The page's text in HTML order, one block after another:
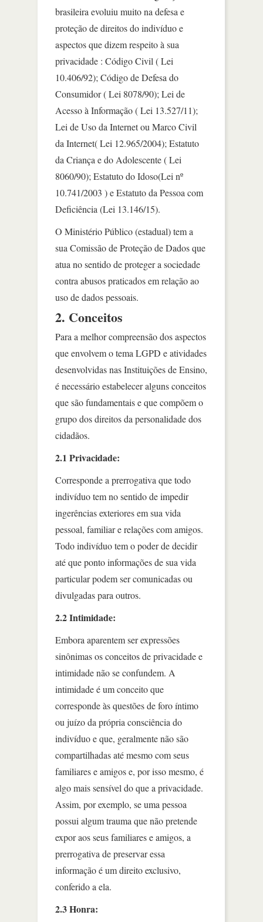
brasileira evoluiu muito na defesa e
proteção de direitos do indivíduo e
aspectos que dizem respeito à sua
privacidade : Código Civil ( Lei
10.406/92); Código de Defesa do
Consumidor ( Lei 8078/90); Lei de
Acesso à Informação ( Lei 13.527/11);
Lei de Uso da Internet ou Marco Civil
da Internet( Lei 12.965/2004); Estatuto
da Criança e do Adolescente ( Lei
8060/90); Estatuto do Idoso(Lei nº
10.741/2003 ) e Estatuto da Pessoa com
Deficiência (Lei 13.146/15).
O Ministério Público (estadual) tem a
sua Comissão de Proteção de Dados que
atua no sentido de proteger a sociedade
contra abusos praticados em relação ao
uso de dados pessoais.
2. Conceitos
Para a melhor compreensão dos aspectos
que envolvem o tema LGPD e atividades
desenvolvidas nas Instituições de Ensino,
é necessário estabelecer alguns conceitos
que são fundamentais e que compõem o
grupo dos direitos da personalidade dos
cidadãos.
2.1 Privacidade:
Corresponde a prerrogativa que todo
indivíduo tem no sentido de impedir
ingerências exteriores em sua vida
pessoal, familiar e relações com amigos.
Todo indivíduo tem o poder de decidir
até que ponto informações de sua vida
particular podem ser comunicadas ou
divulgadas para outros.
2.2 Intimidade:
Embora aparentem ser expressões
sinônimas os conceitos de privacidade e
intimidade não se confundem. A
intimidade é um conceito que
corresponde às questões de foro íntimo
ou juízo da própria consciência do
indivíduo e que, geralmente não são
compartilhadas até mesmo com seus
familiares e amigos e, por isso mesmo, é
algo mais sensível do que a privacidade.
Assim, por exemplo, se uma pessoa
possui algum trauma que não pretende
expor aos seus familiares e amigos, a
prerrogativa de preservar essa
informação é um direito exclusivo,
conferido a ela.
2.3 Honra: